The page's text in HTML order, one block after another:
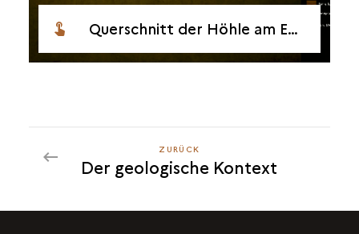
Querschnitt der Höhle am Ende der Altsteinzeit
ZURÜCK
ZURÜCK
Der geologische Kontext